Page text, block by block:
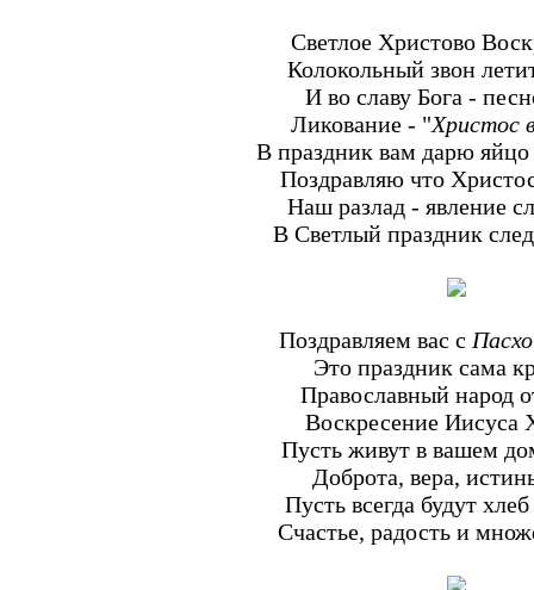
Светлое Христово
Колокольный звон
И во славу Бога -
Ликование - "Христос
В праздник вам дарю яйцо
Поздравляю что
Наш разлад - явление
В Светлый праздник след
Поздравляем вас с
Это праздник сама
Православный народ
Воскресение Иисуса
Пусть живут в вашем
Доброта, вера,
Пусть всегда будут
Счастье, радость и